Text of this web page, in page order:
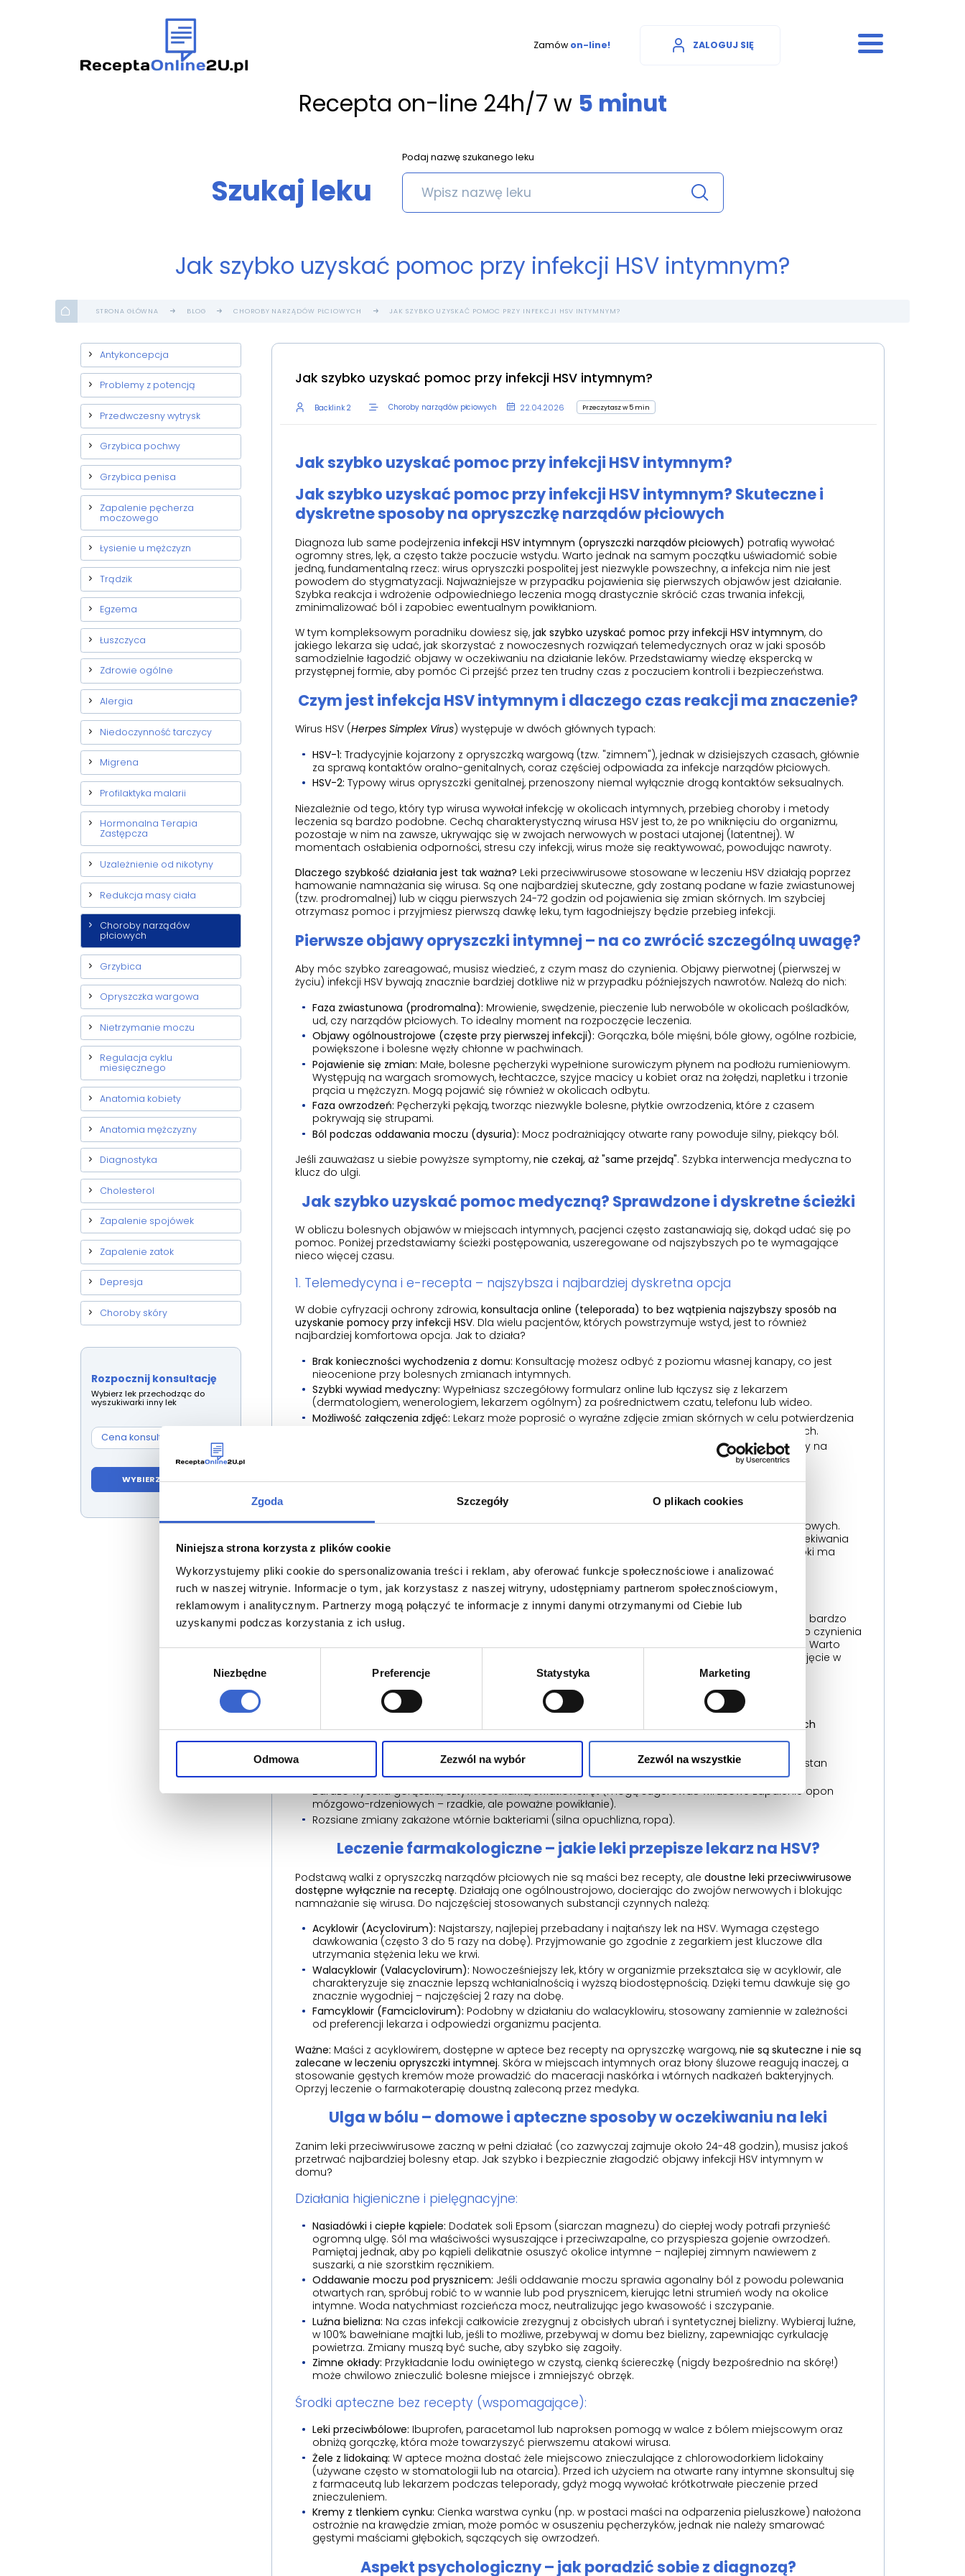
Zgoda Szczegóły O plikach cookies
Niniejsza strona korzysta z plików cookie
Wykorzystujemy pliki cookie do spersonalizowania treści i reklam, aby oferować funkcje społecznościowe i analizować
ruch w naszej witrynie. Informacje o tym, jak korzystasz z naszej witryny, udostępniamy partnerom społecznościowym,
reklamowym i analitycznym. Partnerzy mogą połączyć te informacje z innymi danymi otrzymanymi od Ciebie lub
uzyskanymi podczas korzystania z ich usług.
Niezbędne Preferencje Statystyka Marketing
Odmowa Zezwól na wybór Zezwól na wszystkie
Zamów on-line! ZALOGUJ SIĘ
Recepta on-line 24h/7 w 5 minut
Szukaj leku
Podaj nazwę szukanego leku
Jak szybko uzyskać pomoc przy infekcji HSV intymnym?
STRONA GŁÓWNA BLOG CHOROBY NARZĄDÓW PŁCIOWYCH JAK SZYBKO UZYSKAĆ POMOC PRZY INFEKCJI HSV INTYMNYM?
Antykoncepcja
Problemy z potencją
Przedwczesny wytrysk
Grzybica pochwy
Grzybica penisa
Zapalenie pęcherza
moczowego
Łysienie u mężczyzn
Trądzik
Egzema
Łuszczyca
Zdrowie ogólne
Alergia
Niedoczynność tarczycy
Migrena
Profilaktyka malarii
Hormonalna Terapia
Zastępcza
Uzależnienie od nikotyny
Redukcja masy ciała
Choroby narządów
płciowych
Grzybica
Opryszczka wargowa
Nietrzymanie moczu
Regulacja cyklu
miesięcznego
Anatomia kobiety
Anatomia mężczyzny
Diagnostyka
Cholesterol
Zapalenie spojówek
Zapalenie zatok
Depresja
Choroby skóry
Rozpocznij konsultację
Wybierz lek przechodząc do
wyszukiwarki inny lek
Cena konsultacji:
WYBIERZ INNY LEK
Jak szybko uzyskać pomoc przy infekcji HSV intymnym?
Backlink 2 Choroby narządów płciowych 22.04.2026 Przeczytasz w 5 min
Jak szybko uzyskać pomoc przy infekcji HSV intymnym?
Jak szybko uzyskać pomoc przy infekcji HSV intymnym? Skuteczne i
dyskretne sposoby na opryszczkę narządów płciowych
Diagnoza lub same podejrzenia infekcji HSV intymnym (opryszczki narządów płciowych) potrafią wywołać
ogromny stres, lęk, a często także poczucie wstydu. Warto jednak na samym początku uświadomić sobie
jedną, fundamentalną rzecz: wirus opryszczki pospolitej jest niezwykle powszechny, a infekcja nim nie jest
powodem do stygmatyzacji. Najważniejsze w przypadku pojawienia się pierwszych objawów jest działanie.
Szybka reakcja i wdrożenie odpowiedniego leczenia mogą drastycznie skrócić czas trwania infekcji,
zminimalizować ból i zapobiec ewentualnym powikłaniom.
W tym kompleksowym poradniku dowiesz się, jak szybko uzyskać pomoc przy infekcji HSV intymnym, do
jakiego lekarza się udać, jak skorzystać z nowoczesnych rozwiązań telemedycznych oraz w jaki sposób
samodzielnie łagodzić objawy w oczekiwaniu na działanie leków. Przedstawiamy wiedzę ekspercką w
przystępnej formie, aby pomóc Ci przejść przez ten trudny czas z poczuciem kontroli i bezpieczeństwa.
Czym jest infekcja HSV intymnym i dlaczego czas reakcji ma znaczenie?
Wirus HSV (Herpes Simplex Virus) występuje w dwóch głównych typach:
HSV-1: Tradycyjnie kojarzony z opryszczką wargową (tzw. "zimnem"), jednak w dzisiejszych czasach, głównie
za sprawą kontaktów oralno-genitalnych, coraz częściej odpowiada za infekcje narządów płciowych.
HSV-2: Typowy wirus opryszczki genitalnej, przenoszony niemal wyłącznie drogą kontaktów seksualnych.
Niezależnie od tego, który typ wirusa wywołał infekcję w okolicach intymnych, przebieg choroby i metody
leczenia są bardzo podobne. Cechą charakterystyczną wirusa HSV jest to, że po wniknięciu do organizmu,
pozostaje w nim na zawsze, ukrywając się w zwojach nerwowych w postaci utajonej (latentnej). W
momentach osłabienia odporności, stresu czy infekcji, wirus może się reaktywować, powodując nawroty.
Dlaczego szybkość działania jest tak ważna? Leki przeciwwirusowe stosowane w leczeniu HSV działają poprzez
hamowanie namnażania się wirusa. Są one najbardziej skuteczne, gdy zostaną podane w fazie zwiastunowej
(tzw. prodromalnej) lub w ciągu pierwszych 24-72 godzin od pojawienia się zmian skórnych. Im szybciej
otrzymasz pomoc i przyjmiesz pierwszą dawkę leku, tym łagodniejszy będzie przebieg infekcji.
Pierwsze objawy opryszczki intymnej – na co zwrócić szczególną uwagę?
Aby móc szybko zareagować, musisz wiedzieć, z czym masz do czynienia. Objawy pierwotnej (pierwszej w
życiu) infekcji HSV bywają znacznie bardziej dotkliwe niż w przypadku późniejszych nawrotów. Należą do nich:
Faza zwiastunowa (prodromalna): Mrowienie, swędzenie, pieczenie lub nerwobóle w okolicach pośladków,
ud, czy narządów płciowych. To idealny moment na rozpoczęcie leczenia.
Objawy ogólnoustrojowe (częste przy pierwszej infekcji): Gorączka, bóle mięśni, bóle głowy, ogólne rozbicie,
powiększone i bolesne węzły chłonne w pachwinach.
Pojawienie się zmian: Małe, bolesne pęcherzyki wypełnione surowiczym płynem na podłożu rumieniowym.
Występują na wargach sromowych, łechtaczce, szyjce macicy u kobiet oraz na żołędzi, napletku i trzonie
prącia u mężczyzn. Mogą pojawić się również w okolicach odbytu.
Faza owrzodzeń: Pęcherzyki pękają, tworząc niezwykle bolesne, płytkie owrzodzenia, które z czasem
pokrywają się strupami.
Ból podczas oddawania moczu (dysuria): Mocz podrażniający otwarte rany powoduje silny, piekący ból.
Jeśli zauważasz u siebie powyższe symptomy, nie czekaj, aż "same przejdą". Szybka interwencja medyczna to
klucz do ulgi.
Jak szybko uzyskać pomoc medyczną? Sprawdzone i dyskretne ścieżki
W obliczu bolesnych objawów w miejscach intymnych, pacjenci często zastanawiają się, dokąd udać się po
pomoc. Poniżej przedstawiamy ścieżki postępowania, uszeregowane od najszybszych po te wymagające
nieco więcej czasu.
1. Telemedycyna i e-recepta – najszybsza i najbardziej dyskretna opcja
W dobie cyfryzacji ochrony zdrowia, konsultacja online (teleporada) to bez wątpienia najszybszy sposób na
uzyskanie pomocy przy infekcji HSV. Dla wielu pacjentów, których powstrzymuje wstyd, jest to również
najbardziej komfortowa opcja. Jak to działa?
Brak konieczności wychodzenia z domu: Konsultację możesz odbyć z poziomu własnej kanapy, co jest
nieocenione przy bolesnych zmianach intymnych.
Szybki wywiad medyczny: Wypełniasz szczegółowy formularz online lub łączysz się z lekarzem
(dermatologiem, wenerologiem, lekarzem ogólnym) za pośrednictwem czatu, telefonu lub wideo.
Możliwość załączenia zdjęć: Lekarz może poprosić o wyraźne zdjęcie zmian skórnych w celu potwierdzenia
diagnozy. Platformy telemedyczne zapewniają pełne szyfrowanie i poufność przesyłanych danych.
Jeśli lekarz potwierdzi objawy opryszczki genitalnej, kod do e-recepty na
doustne leki przeciwwirusowe otrzymujesz SMS-em lub na e-mail w ciągu zaledwie kilkunastu do
2. Wizyta u lekarza POZ (Podstawowej Opieki Zdrowotnej)
Lekarz rodzinny posiada pełne kompetencje do diagnozowania i leczenia opryszczki narządów płciowych.
Zaletą tej opcji jest to, że wizyta jest darmowa (w ramach NFZ). Minusem może być jednak czas oczekiwania
na termin – w wielu przychodniach trudno o wizytę "na cito", a w przypadku HSV, każda godzina zwłoki ma
znaczenie.
3. Konsultacja u specjalisty: Ginekolog, Urolog, Wenerolog lub Dermatolog
To najlepsza opcja, jeśli objawy są nietypowe, niezwykle nasilone, jesteś w ciąży lub infekcja nawraca bardzo
często. Wenerolodzy i dermatolodzy to specjaliści, którzy z chorobami narządów płciowych mają do czynienia
na co dzień, więc badanie przebiega w wysoce profesjonalnej i pozbawionej oceniania atmosferze. Warto
szukać prywatnych wizyt z szybkim terminem realizacji lub dzwonić do poradni z zapytaniem o przyjęcie w
trybie nagłym (tzw. pacjent bólowy).
4. Nocna i Świąteczna Opieka Zdrowotna (NŚOZ) lub SOR
tylko i wyłącznie w sytuacjach
skrajnych, będących powikłaniem infekcji HSV. Należą do nich:
Całkowite zatrzymanie moczu (silny ból powoduje skurcz zwieraczy, uniemożliwiając mikcję – to stan
zagrażający życiu i wymaga cewnikowania).
Bardzo wysoka gorączka, sztywność karku, światłowstręt (mogą sugerować wirusowe zapalenie opon
mózgowo-rdzeniowych – rzadkie, ale poważne powikłanie).
Rozsiane zmiany zakażone wtórnie bakteriami (silna opuchlizna, ropa).
Leczenie farmakologiczne – jakie leki przepisze lekarz na HSV?
Podstawą walki z opryszczką narządów płciowych nie są maści bez recepty, ale doustne leki przeciwwirusowe
dostępne wyłącznie na receptę. Działają one ogólnoustrojowo, docierając do zwojów nerwowych i blokując
namnażanie się wirusa. Do najczęściej stosowanych substancji czynnych należą:
Acyklowir (Acyclovirum): Najstarszy, najlepiej przebadany i najtańszy lek na HSV. Wymaga częstego
dawkowania (często 3 do 5 razy na dobę). Przyjmowanie go zgodnie z zegarkiem jest kluczowe dla
utrzymania stężenia leku we krwi.
Walacyklowir (Valacyclovirum): Nowocześniejszy lek, który w organizmie przekształca się w acyklowir, ale
charakteryzuje się znacznie lepszą wchłanialnością i wyższą biodostępnością. Dzięki temu dawkuje się go
znacznie wygodniej – najczęściej 2 razy na dobę.
Famcyklowir (Famciclovirum): Podobny w działaniu do walacyklowiru, stosowany zamiennie w zależności
od preferencji lekarza i odpowiedzi organizmu pacjenta.
Ważne: Maści z acyklowirem, dostępne w aptece bez recepty na opryszczkę wargową, nie są skuteczne i nie są
zalecane w leczeniu opryszczki intymnej. Skóra w miejscach intymnych oraz błony śluzowe reagują inaczej, a
stosowanie gęstych kremów może prowadzić do maceracji naskórka i wtórnych nadkażeń bakteryjnych.
Oprzyj leczenie o farmakoterapię doustną zaleconą przez medyka.
Ulga w bólu – domowe i apteczne sposoby w oczekiwaniu na leki
Zanim leki przeciwwirusowe zaczną w pełni działać (co zazwyczaj zajmuje około 24-48 godzin), musisz jakoś
przetrwać najbardziej bolesny etap. Jak szybko i bezpiecznie złagodzić objawy infekcji HSV intymnym w
domu?
Działania higieniczne i pielęgnacyjne:
Nasiadówki i ciepłe kąpiele: Dodatek soli Epsom (siarczan magnezu) do ciepłej wody potrafi przynieść
ogromną ulgę. Sól ma właściwości wysuszające i przeciwzapalne, co przyspiesza gojenie owrzodzeń.
Pamiętaj jednak, aby po kąpieli delikatnie osuszyć okolice intymne – najlepiej zimnym nawiewem z
suszarki, a nie szorstkim ręcznikiem.
Oddawanie moczu pod prysznicem: Jeśli oddawanie moczu sprawia agonalny ból z powodu polewania
otwartych ran, spróbuj robić to w wannie lub pod prysznicem, kierując letni strumień wody na okolice
intymne. Woda natychmiast rozcieńcza mocz, neutralizując jego kwasowość i szczypanie.
Luźna bielizna: Na czas infekcji całkowicie zrezygnuj z obcisłych ubrań i syntetycznej bielizny. Wybieraj luźne,
w 100% bawełniane majtki lub, jeśli to możliwe, przebywaj w domu bez bielizny, zapewniając cyrkulację
powietrza. Zmiany muszą być suche, aby szybko się zagoiły.
Zimne okłady: Przykładanie lodu owiniętego w czystą, cienką ściereczkę (nigdy bezpośrednio na skórę!)
może chwilowo znieczulić bolesne miejsce i zmniejszyć obrzęk.
Środki apteczne bez recepty (wspomagające):
Leki przeciwbólowe: Ibuprofen, paracetamol lub naproksen pomogą w walce z bólem miejscowym oraz
obniżą gorączkę, która może towarzyszyć pierwszemu atakowi wirusa.
Żele z lidokainą: W aptece można dostać żele miejscowo znieczulające z chlorowodorkiem lidokainy
(używane często w stomatologii lub na otarcia). Przed ich użyciem na otwarte rany intymne skonsultuj się
z farmaceutą lub lekarzem podczas teleporady, gdyż mogą wywołać krótkotrwałe pieczenie przed
znieczuleniem.
Kremy z tlenkiem cynku: Cienka warstwa cynku (np. w postaci maści na odparzenia pieluszkowe) nałożona
ostrożnie na krawędzie zmian, może pomóc w osuszeniu pęcherzyków, jednak nie należy smarować
gęstymi maściami głębokich, sączących się owrzodzeń.
Aspekt psychologiczny – jak poradzić sobie z diagnozą?